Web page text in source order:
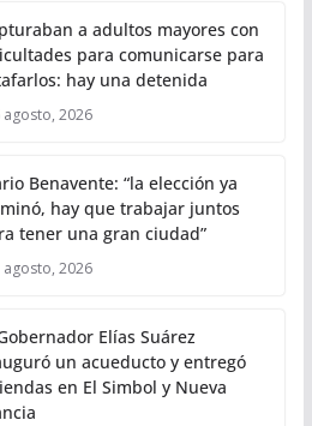
a adultos mayores con
para comunicarse para
hay una detenida
agosto, 2026
Benavente: “la elección ya
hay que trabajar juntos
tener una gran ciudad”
agosto, 2026
Elías Suárez
un acueducto y entregó
en El Simbol y Nueva